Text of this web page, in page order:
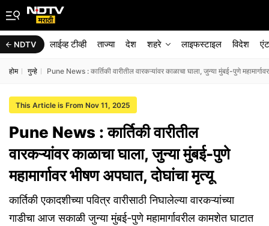
NDTV लाईव्ह टीव्ही ताज्या देश शहरे लाइफस्टाइल विदेश
होम गुन्हे Pune News : कार्तिकी वारीतील वारकऱ्यांवर काळाचा घाला, जुन्या मुंबई-पुणे
This Article is From Nov 11, 2025
Pune News : कार्तिकी वारीतील
वारकऱ्यांवर काळाचा घाला, जुन्या मुंबई-पुणे
महामार्गावर भीषण अपघात, दोघांचा मृत्यू
कार्तिकी एकादशीच्या पवित्र वारीसाठी निघालेल्या वारकऱ्यांच्या
गाडीचा आज सकाळी जुन्या मुंबई-पुणे महामार्गावरील कामशेत घाटात